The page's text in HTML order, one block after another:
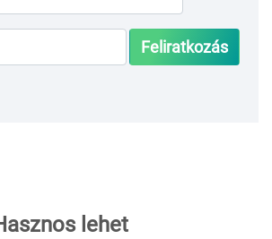
Feliratkozás
lehet